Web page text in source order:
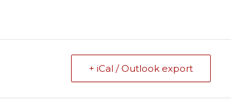
+ iCal / Outlook export